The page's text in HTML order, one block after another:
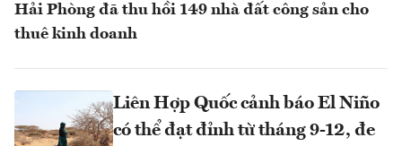
Hải Phòng đã thu hồi 149 nhà đất công sản cho
thuê kinh doanh
Liên Hợp Quốc cảnh báo El Niño
có thể đạt đỉnh từ tháng 9-12, đe